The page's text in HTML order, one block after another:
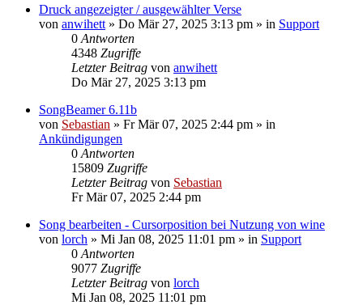
Druck angezeigter / ausgewählter Verse
von anwihett » Do Mär 27, 2025 3:13 pm » in Support
0 Antworten
4348 Zugriffe
Letzter Beitrag von anwihett
Do Mär 27, 2025 3:13 pm
SongBeamer 6.11b
von Sebastian » Fr Mär 07, 2025 2:44 pm » in
Ankündigungen
0 Antworten
15809 Zugriffe
Letzter Beitrag von Sebastian
Fr Mär 07, 2025 2:44 pm
Song bearbeiten - Cursorposition bei Nutzung von wine
von lorch » Mi Jan 08, 2025 11:01 pm » in Support
0 Antworten
9077 Zugriffe
Letzter Beitrag von lorch
Mi Jan 08, 2025 11:01 pm